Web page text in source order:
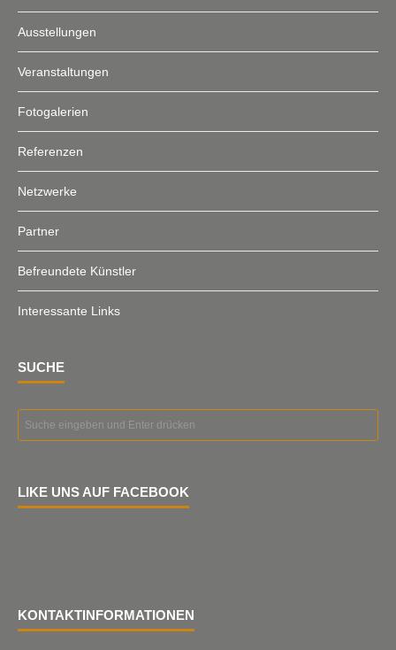
Ausstellungen
Veranstaltungen
Fotogalerien
Referenzen
Netzwerke
Partner
Befreundete Künstler
Interessante Links
SUCHE
LIKE UNS AUF FACEBOOK
KONTAKTINFORMATIONEN